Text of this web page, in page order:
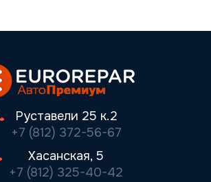
Руставели 25 к.2
+7 (812) 372-56-67
Хасанская, 5
+7 (812) 325-40-42